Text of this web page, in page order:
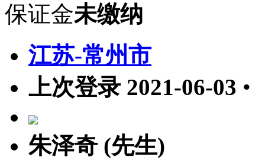
保证金未缴纳
江苏-常州市
上次登录 2021-06-03 •
朱泽奇 (先生)